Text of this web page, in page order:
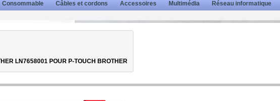
Consommable Câbles et cordons Accessoires Multimédia Réseau informatique
LN7658001 POUR P-TOUCH BROTHER